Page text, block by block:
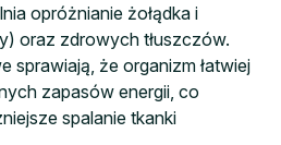
opróżnianie żołądka i
oraz zdrowych tłuszczów.
sprawiają, że organizm łatwiej
zapasów energii, co
spalanie tkanki